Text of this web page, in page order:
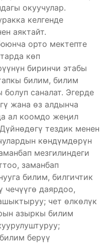
окуучулар.
келгенде
аяктайт.
орто мектепте
көп
биринчи этабы
билим, билим
болуп саналат. Эгерде
жана өз алдынча
ал коомдо жеңил
тездик менен
көндүмдөрүн
мезгилиндеги
заманбап
билим, билгичтик
чечүүгө даярдоо,
чет өлкөлүк
азыркы билим
берүү